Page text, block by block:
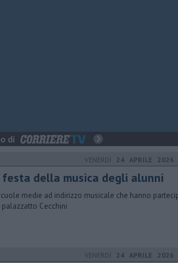
VENERDÌ 24 APRILE 2026
festa della musica degli alunni
medie ad indirizzo musicale che hanno
Cecchini
VENERDÌ 24 APRILE 2026